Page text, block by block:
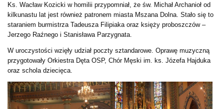
Ks. Wacław Kozicki w homilii przypomniał, że św. Michał Archanioł od
kilkunastu lat jest również patronem miasta Mszana Dolna. Stało się to
staraniem burmistrza Tadeusza Filipiaka oraz księży proboszczów –
Jerzego Raźnego i Stanisława Parzygnata.
W uroczystości wzięły udział poczty sztandarowe. Oprawę muzyczną
przygotowały Orkiestra Dęta OSP, Chór Męski im. ks. Józefa Hajduka
oraz schola dziecięca.